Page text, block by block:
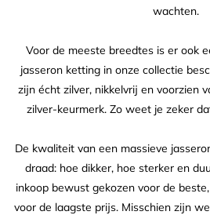
wachten.
Voor de meeste breedtes is er ook
jasseron ketting in onze collectie
zijn écht zilver, nikkelvrij en voorzien
zilver-keurmerk. Zo weet je zeker
De kwaliteit van een massieve
draad: hoe dikker, hoe sterker en
inkoop bewust gekozen voor de
voor de laagste prijs. Misschien zijn